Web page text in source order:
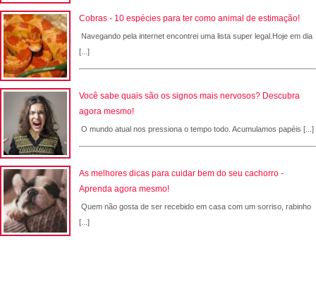
Cobras - 10 espécies para ter como animal de estimação!
Navegando pela internet encontrei uma lista super legal.Hoje em dia
[...]
Você sabe quais são os signos mais nervosos? Descubra
agora mesmo!
O mundo atual nos pressiona o tempo todo. Acumulamos papéis [...]
As melhores dicas para cuidar bem do seu cachorro -
Aprenda agora mesmo!
Quem não gosta de ser recebido em casa com um sorriso, rabinho
[...]